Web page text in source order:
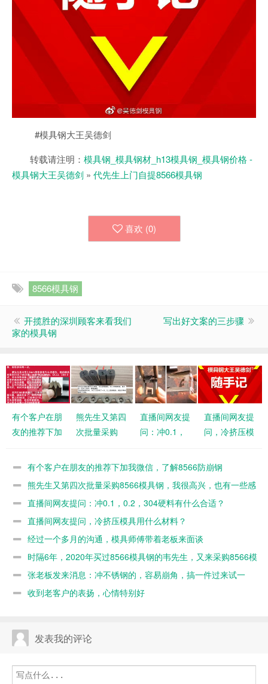
#模具钢大王吴德剑
转载请注明： 模具钢_模具钢材_h13模具钢_模具钢价格 -
模具钢大王吴德剑 » 代先生上门自提8566模具钢
喜欢 (0)
8566模具钢
开揽胜的深圳顾客来看我们
家的模具钢
写出好文案的三步骤
有个客户在朋
友的推荐下加
8566防崩钢
熊先生又第四
次批量采购
钢，我很高
感悟
直播间网友提
问：冲0.1，
有什么合适？
直播间网友提
问，冷挤压模
料？
有个客户在朋友的推荐下加我微信，了解8566防崩钢
熊先生又第四次批量采购8566模具钢，我很高兴，也有一些感
悟 直播间网友提问：冲0.1，0.2，304硬料有什么合适？
直播间网友提问，冷挤压模具用什么材料？
经过一个多月的沟通，模具师傅带着老板来面谈
时隔6年，2020年买过8566模具钢的韦先生，又来采购8566模
具钢张老板发来消息：冲不锈钢的，容易崩角，搞一件过来试一
下 收到老客户的表扬，心情特别好
发表我的评论